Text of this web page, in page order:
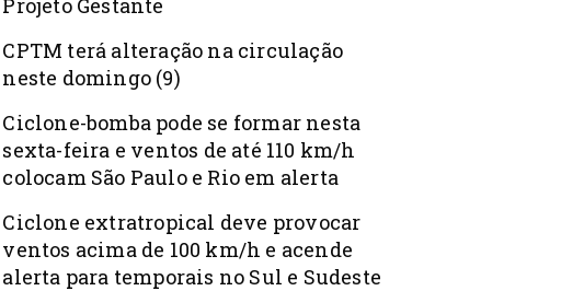
Projeto Gestante
CPTM terá alteração na circulação
neste domingo (9)
Ciclone-bomba pode se formar nesta
sexta-feira e ventos de até 110 km/h
colocam São Paulo e Rio em alerta
Ciclone extratropical deve provocar
ventos acima de 100 km/h e acende
alerta para temporais no Sul e Sudeste